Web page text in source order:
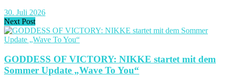
30. Juli 2026
Next Post
GODDESS OF VICTORY: NIKKE startet mit dem
Sommer Update „Wave To You“